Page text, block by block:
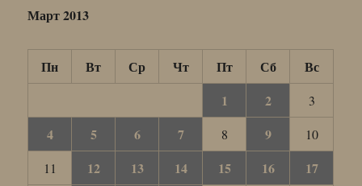
Март 2013
Пн Вт Ср Чт Пт Сб
Вс
1
2 3
4 5 6 7 8 9
10
11
12 13 14 15 16 17